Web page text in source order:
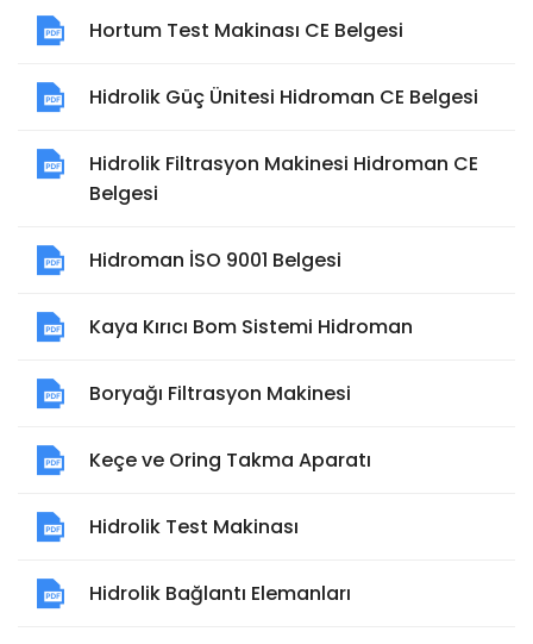
Hortum Test Makinası CE Belgesi
Hidrolik Güç Ünitesi Hidroman CE Belgesi
Hidrolik Filtrasyon Makinesi Hidroman CE
Belgesi
Hidroman İSO 9001 Belgesi
Kaya Kırıcı Bom Sistemi Hidroman
Boryağı Filtrasyon Makinesi
Keçe ve Oring Takma Aparatı
Hidrolik Test Makinası
Hidrolik Bağlantı Elemanları